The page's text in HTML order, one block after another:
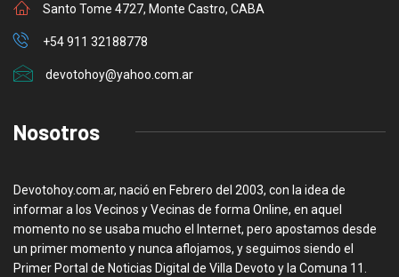
Santo Tome 4727, Monte Castro, CABA
+54 911 32188778
devotohoy@yahoo.com.ar
Nosotros
Devotohoy.com.ar, nació en Febrero del 2003, con la idea de
informar a los Vecinos y Vecinas de forma Online, en aquel
momento no se usaba mucho el Internet, pero apostamos desde
un primer momento y nunca aflojamos, y seguimos siendo el
Primer Portal de Noticias Digital de Villa Devoto y la Comuna 11.